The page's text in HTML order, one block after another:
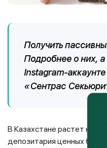
Получить
Подробнее о них,
Instagram-
«Сентрас
В Казахстане растет
депозитария ценных